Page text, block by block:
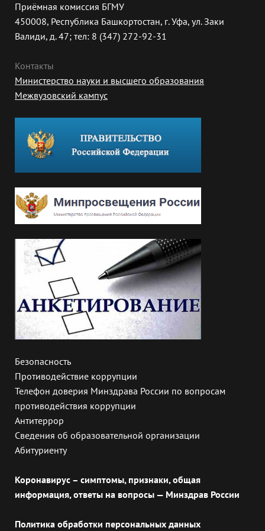
Приёмная комиссия БГМУ
450008, Республика Башкортостан, г. Уфа, ул. Заки
Валиди, д. 47; тел: 8 (347) 272-92-31
Контакты
Министерство науки и высшего образования
Межвузовский кампус
Безопасность
Противодействие коррупции
Телефон доверия Минздрава России по вопросам
противодействия коррупции
Антитеррор
Сведения об образовательной организации
Абитуриенту
Коронавирус – симптомы, признаки, общая
информация, ответы на вопросы — Минздрав России
Политика обработки персональных данных